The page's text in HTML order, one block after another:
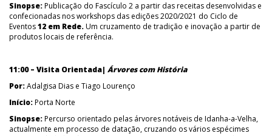
Sinopse:Publicação do Fascículo 2 a partir das receitas desenvolvidas e
confecionadas nos workshops das edições 2020/2021 do Ciclo de
Eventos12 em Rede.Um cruzamento de tradição e inovação a partir de
produtos locais de referência.
11:00 – Visita Orientada| Árvores com História
Por:Adalgisa Dias e Tiago Lourenço
Início:Porta Norte
Sinopse:Percurso orientado pelas árvores notáveis de Idanha-a-Velha,
actualmente em processo de datação, cruzando os vários espécimes